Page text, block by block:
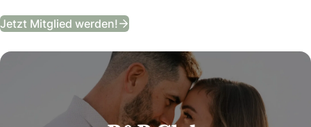
Jetzt Mitglied werden! B&B Club